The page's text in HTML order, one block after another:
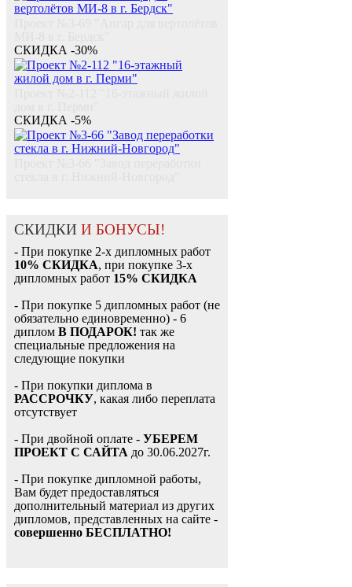
СКИДКА -30%
СКИДКА -5%
СКИДКИ И БОНУСЫ!
- При покупке 2-х дипломных работ
10% СКИДКА, при покупке 3-х
дипломных работ 15% СКИДКА
- При покупке 5 дипломных работ (не
обязательно единовременно) - 6
диплом В ПОДАРОК! так же
специальные предложения на
следующие покупки
- При покупки диплома в
РАССРОЧКУ, какая либо переплата
отсутствует
- При двойной оплате - УБЕРЕМ
ПРОЕКТ С САЙТА до 30.06.2027г.
- При покупке дипломной работы,
Вам будет предоставляться
дополнительный материал из других
дипломов, представленных на сайте -
совершенно БЕСПЛАТНО!